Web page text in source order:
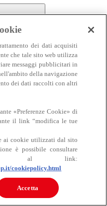
Carne
dei dati acquisiti
che tale sito web utilizza
messaggi pubblicitari in
della navigazione
dei dati raccolti con altri
«Preferenze Cookie» di
il link “modifica le tue
ai cookie utilizzati dal sito
è possibile consultare
al link:
cookiepolicy.html
Accetta